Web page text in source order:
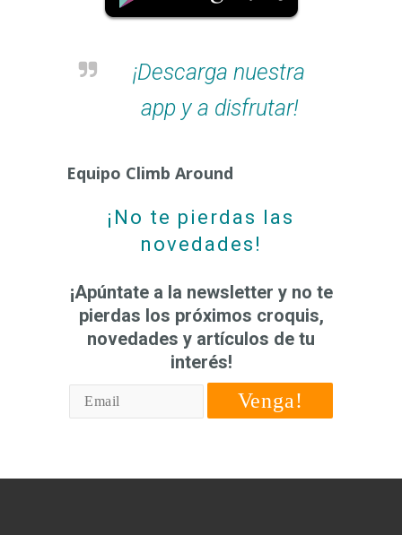
¡Descarga nuestra
app y a disfrutar!
Equipo Climb Around
¡No te pierdas las
novedades!
¡Apúntate a la newsletter y no te
pierdas los próximos croquis,
novedades y artículos de tu
interés!
Venga!